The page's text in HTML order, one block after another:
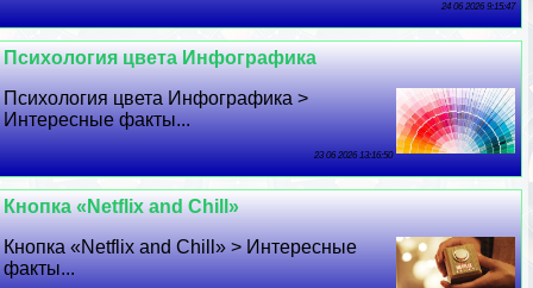
24 06 2026 9:15:47
Психология цвета Инфографика
Психология цвета Инфографика >
Интересные факты...
23 06 2026 13:16:50
Кнопка «Netflix and Chill»
Кнопка «Netflix and Chill» > Интересные
факты...